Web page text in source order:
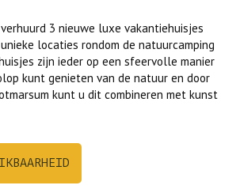
3 nieuwe luxe vakantiehuisjes
locaties rondom de natuurcamping
zijn ieder op een sfeervolle manier
kunt genieten van de natuur en door
kunt u dit combineren met kunst